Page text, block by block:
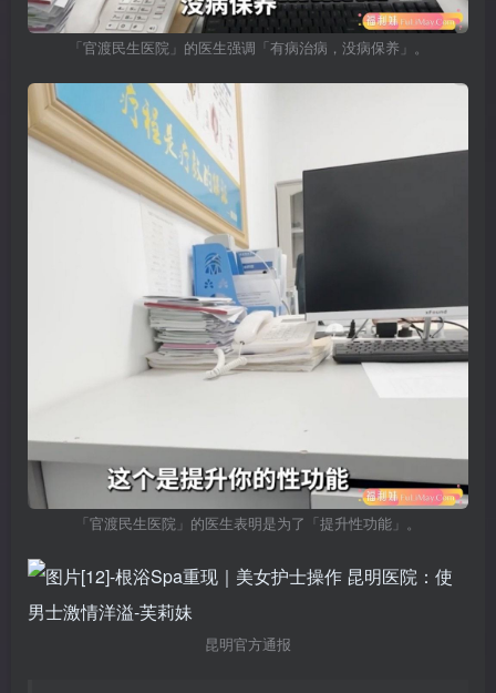
「官渡民生医院」的医生强调「有病治病，没病保养」。
「官渡民生医院」的医生表明是为了「提升性功能」。
昆明官方通报